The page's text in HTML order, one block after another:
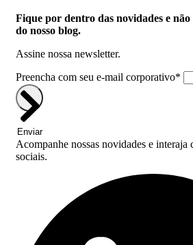
Fique por dentro das novidades e
do nosso blog.
Assine nossa newsletter.
Preencha com seu e-mail corporativo*
Enviar
Acompanhe nossas novidades e interaja
sociais.